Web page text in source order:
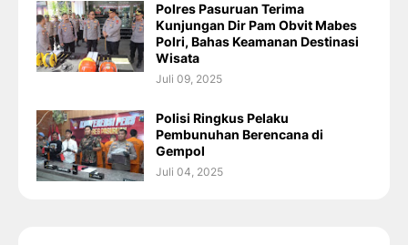
Polres Pasuruan Terima
Kunjungan Dir Pam Obvit Mabes
Polri, Bahas Keamanan Destinasi
Wisata
Juli 09, 2025
Polisi Ringkus Pelaku
Pembunuhan Berencana di
Gempol
Juli 04, 2025